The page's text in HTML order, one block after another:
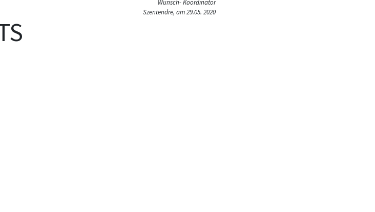
Wunsch- Koordinator
Szentendre, am 29.05. 2020